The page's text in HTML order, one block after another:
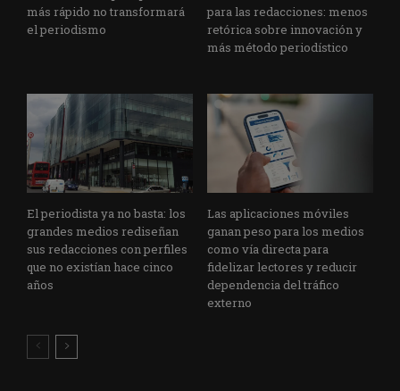
más rápido no transformará
el periodismo
para las redacciones: menos
retórica sobre innovación y
más método periodístico
El periodista ya no basta: los
grandes medios rediseñan
sus redacciones con perfiles
que no existían hace cinco
años
Las aplicaciones móviles
ganan peso para los medios
como vía directa para
fidelizar lectores y reducir
dependencia del tráfico
externo